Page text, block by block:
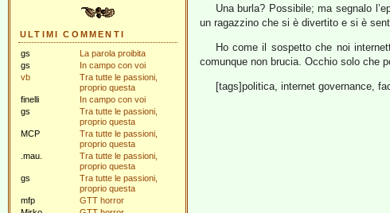
ULTIMI COMMENTI
gs
La parola proibita
gs
In campo con voi
vb
Tra tutte le passioni,
proprio questa
finelli
In campo con voi
gs
Tra tutte le passioni,
proprio questa
MCP
Tra tutte le passioni,
proprio questa
.mau.
Tra tutte le passioni,
proprio questa
gs
Tra tutte le passioni,
proprio questa
mfp
GTT horror
Una burla? Possibile; ma segnalo
un ragazzino che si è divertito e si è
Ho come il sospetto che noi
comunque non brucia. Occhio solo che
[tags]politica, internet governance,